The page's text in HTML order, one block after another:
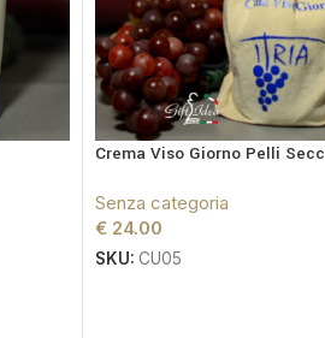
Crema Viso Giorno Pelli
Senza categoria
€ 24.00
SKU: CU05